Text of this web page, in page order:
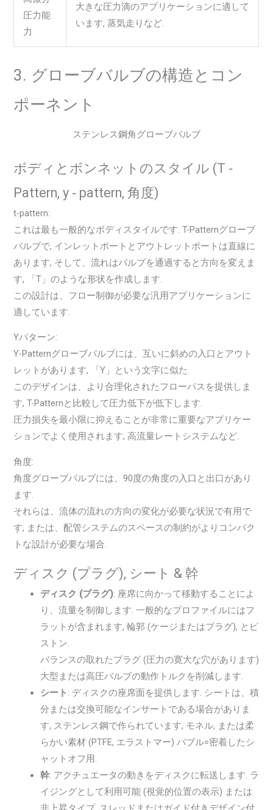
圧力能
力
大きな圧力滴のアプリケーションに適して
います, 蒸気走りなど.
3. グローブバルブの構造とコン
ポーネント
ステンレス鋼角グローブバルブ
ボディとボンネットのスタイル (T ‑
Pattern, y ‑ pattern, 角度)
t-pattern:
これは最も一般的なボディスタイルです. T-Patternグローブ
バルブで, インレットポートとアウトレットポートは直線に
あります, そして、流れはバルブを通過すると方向を変えま
す, 「T」のような形状を作成します.
この設計は、フロー制御が必要な汎用アプリケーションに
適しています.
Yパターン:
Y-Patternグローブバルブには、互いに斜めの入口とアウト
レットがあります, 「Y」という文字に似た.
このデザインは、より合理化されたフローパスを提供しま
す, T-Patternと比較して圧力低下が低下​​します.
圧力損失を最小限に抑えることが非常に重要なアプリケー
ションでよく使用されます, 高流量レートシステムなど.
角度:
角度グローブバルブには、90度の角度の入口と出口があり
ます.
それらは、流体の流れの方向の変化が必要な状況で有用で
す, または、配管システムのスペースの制約がよりコンパク
トな設計が必要な場合.
ディスク (プラグ), シート & 幹
ディスク (プラグ): 座席に向かって移動することによ
り、流量を制御します. 一般的なプロファイルにはフ
ラットが含まれます, 輪郭 (ケージまたはプラグ), とピ
ストン.
バランスの取れたプラグ (圧力の寛大な穴があります)
大型または高圧バ​​ルブの動作トルクを削減します.
シート : ディスクの座席面を提供します. シートは、積
分または交換可能なインサートである場合がありま
す, ステンレス鋼で作られています, モネル, または柔
らかい素材 (PTFE, エラストマー) バブル=密着したシ
ャットオフ用.
幹: アクチュエータの動きをディスクに転送します. ラ
イジングとして利用可能 (視覚的位置の表示) または